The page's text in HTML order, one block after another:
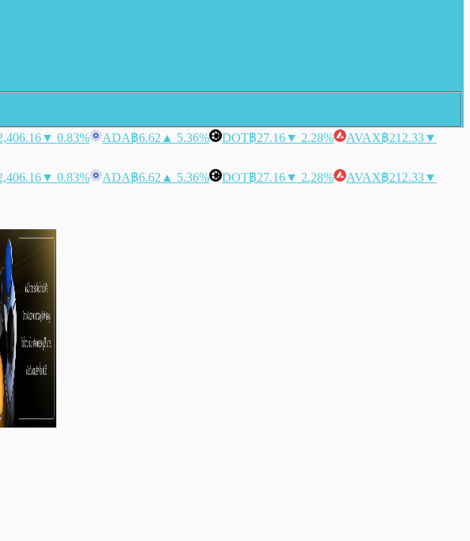
▼ 0.83% ADA฿6.62 ▲ 5.36% DOT฿27.16▼ 2.28% AVAX฿212.33▼
▼ 0.83% ADA฿6.62 ▲ 5.36% DOT฿27.16▼ 2.28% AVAX฿212.33▼